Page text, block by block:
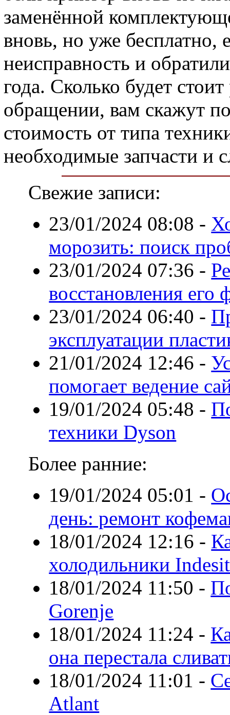
заменённой
вновь, но уже бесплатно,
неисправность и
года. Сколько будет
обращении, вам скажут
стоимость от типа
необходимые запчасти и
Свежие записи:
23/01/2024 08:08 -
морозить: поиск
23/01/2024 07:36 -
восстановления его
23/01/2024 06:40 -
эксплуатации
21/01/2024 12:46 -
помогает ведение
19/01/2024 05:48 -
техники Dyson
Более ранние:
19/01/2024 05:01 -
день: ремонт
18/01/2024 12:16 -
холодильники Indesit
18/01/2024 11:50 -
Gorenje
18/01/2024 11:24 -
она перестала
18/01/2024 11:01 -
Atlant